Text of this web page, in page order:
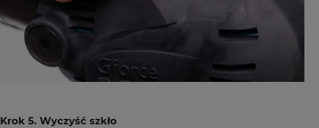
Krok 5. Wyczyść szkło